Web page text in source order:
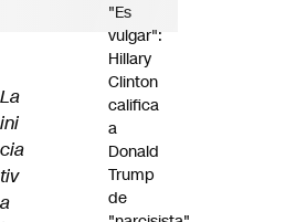
La
ini
cia
tiv
a
"Es
vulgar":
Hillary
Clinton
califica
a
Donald
Trump
de